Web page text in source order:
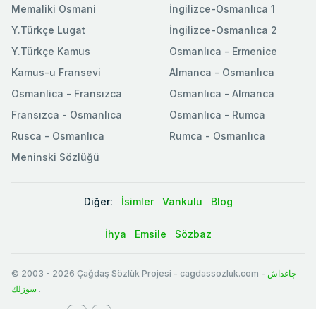
Memaliki Osmani
Y.Türkçe Lugat
Y.Türkçe Kamus
İngilizce-Osmanlıca 1
İngilizce-Osmanlıca 2
Osmanlıca - Ermenice
Kamus-u Fransevi
Osmanlica - Fransızca
Fransızca - Osmanlıca
Rusca - Osmanlıca
Meninski Sözlüğü
Almanca - Osmanlıca
Osmanlıca - Almanca
Osmanlıca - Rumca
Rumca - Osmanlıca
Diğer: İsimler Vankulu Blog
İhya Emsile Sözbaz
© 2003 - 2026 Çağdaş Sözlük Projesi - cagdassozluk.com - چاغداش
سوزلك .